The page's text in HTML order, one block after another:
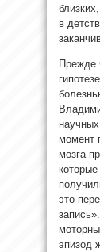
в
Прежде
момент
мозга
это
эпизод